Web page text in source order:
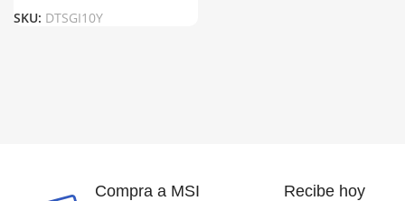
SKU: DTSGI10Y
Compra a MSI
Recibe hoy